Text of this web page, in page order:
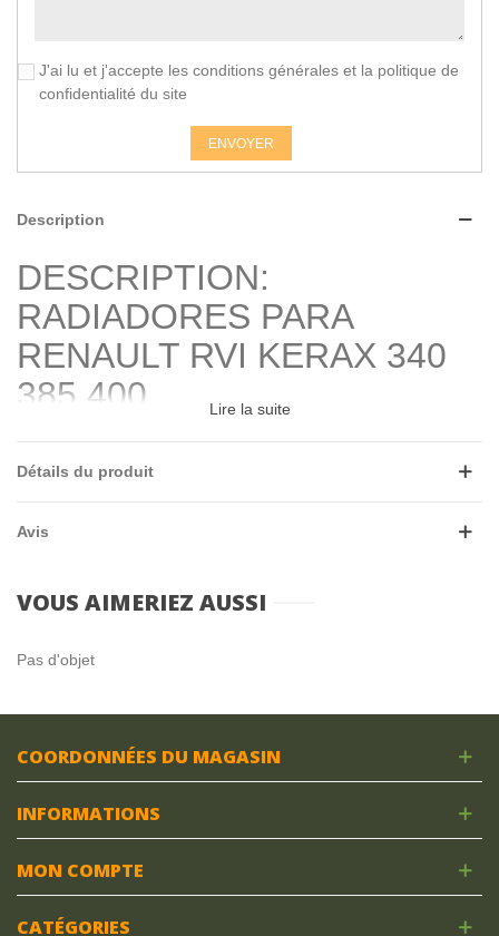
J'ai lu et j'accepte les conditions générales et la politique de
confidentialité du site
ENVOYER
Description
DESCRIPTION:
RADIADORES PARA
RENAULT RVI KERAX 340
385 400
Affectation
OE : 5010315736-
5010315746-5001859150-
MONTER SUR :
Marque Modèle
APPLICATION POUR :
RENAULT RVI
Lire la suite
Détails du produit
Avis
VOUS AIMERIEZ AUSSI
Pas d'objet
COORDONNÉES DU MAGASIN
INFORMATIONS
MON COMPTE
CATÉGORIES